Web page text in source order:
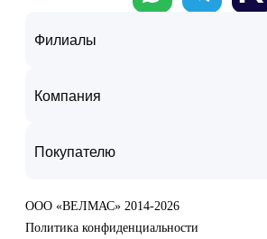
Филиалы
Компания
Покупателю
ООО «ВЕЛМАС» 2014-2026
Политика конфиденциальности